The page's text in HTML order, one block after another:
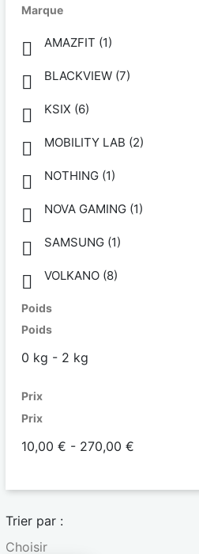
Marque
 AMAZFIT (1)
 BLACKVIEW (7)
 KSIX (6)
 MOBILITY LAB (2)
 NOTHING (1)
 NOVA GAMING (1)
 SAMSUNG (1)
 VOLKANO (8)
Poids
Poids
0 kg - 2 kg
Prix
Prix
10,00 € - 270,00 €
Trier par :
Choisir